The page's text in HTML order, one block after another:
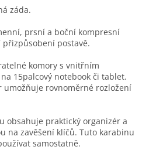
záda.
prsní a boční kompresní
postavě.
komory s vnitřním
15palcový notebook či tablet.
rovnoměrné rozložení
obsahuje praktický organizér a
na zavěšení klíčů. Tuto karabinu
samostatně.